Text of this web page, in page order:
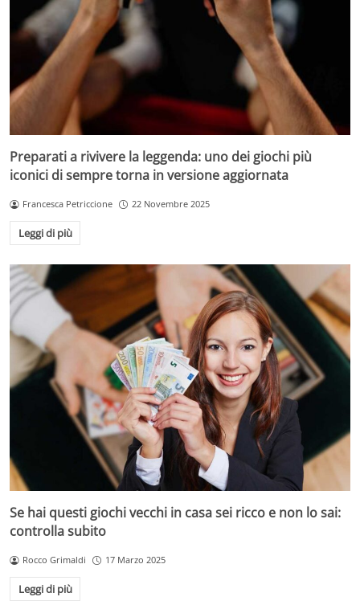
Preparati a rivivere la leggenda: uno dei giochi più
iconici di sempre torna in versione aggiornata
Francesca Petriccione 22 Novembre 2025
Leggi di più
Se hai questi giochi vecchi in casa sei ricco e non lo sai:
controlla subito
Rocco Grimaldi 17 Marzo 2025
Leggi di più